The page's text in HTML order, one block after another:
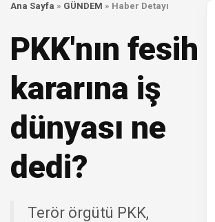
Ana Sayfa » GÜNDEM » Haber Detayı
PKK'nın fesih
kararına iş
dünyası ne
dedi?
Terör örgütü PKK,